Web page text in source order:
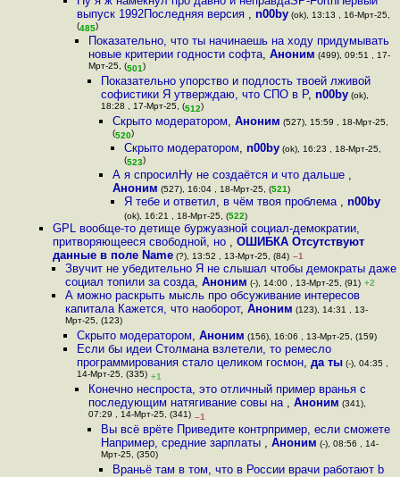
выпуск 1992Последняя версия , n00by(ok), 13:13 , 16-Мрт-25,
(485)
Показательно, что ты начинаешь на ходу придумывать
новые критерии годности софта,Аноним (499), 09:51 , 17-
Мрт-25, (501)
Показательно упорство и подлость твоей лживой
софистики Я утверждаю, что СПО в Р, n00by(ok),
18:28 , 17-Мрт-25, (512)
Скрыто модератором, Аноним (527), 15:59 , 18-Мрт-25,
(520)
Скрыто модератором,n00by (ok), 16:23 , 18-Мрт-25,
(523)
А я спросилНу не создаётся и что дальше ,
Аноним (527), 16:04 , 18-Мрт-25, (521)
Я тебе и ответил, в чём твоя проблема ,n00by
(ok), 16:21 , 18-Мрт-25, (522)
GPL вообще-то детище буржуазной социал-демократии,
притворяющееся свободной, но ,ОШИБКА Отсутствуют
данные в поле Name (?), 13:52 , 13-Мрт-25, (84) –1
Звучит не убедительно Я не слышал чтобы демократы даже
социал топили за созда, Аноним (-), 14:00 , 13-Мрт-25, (91) +2
А можно раскрыть мысль про обсуживание интересов
капитала Кажется, что наоборот, Аноним (123), 14:31 , 13-
Мрт-25, (123)
Скрыто модератором, Аноним (156), 16:06 , 13-Мрт-25, (159)
Если бы идеи Столмана взлетели, то ремесло
программирования стало целиком госмон, да ты(-), 04:35 ,
14-Мрт-25, (335) +1
Конечно неспроста, это отличный пример вранья с
последующим натягивание совы на ,Аноним (341),
07:29 , 14-Мрт-25, (341) –1
Вы всё врёте Приведите контрпример, если сможете
Например, средние зарплаты , Аноним (-), 08:56 , 14-
Мрт-25, (350)
Враньё там в том, что в России врачи работают b